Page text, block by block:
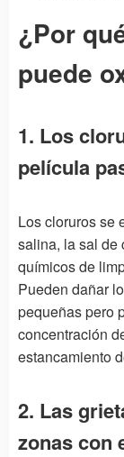
¿Por
puede
1. Los
película
Los cloruros se
salina, la sal de
químicos de
Pueden dañar
pequeñas pero
concentración
estancamiento
2. Las
zonas con